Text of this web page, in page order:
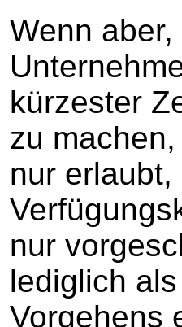
Wenn
kürzester
zu
nur
nur
lediglich
Vorgehens